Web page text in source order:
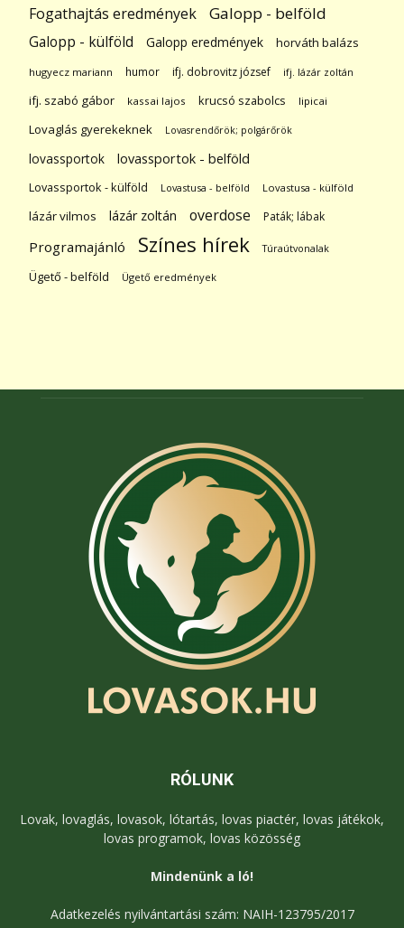
Fogathajtás eredmények Galopp - belföld
Galopp - külföld Galopp eredmények horváth balázs
hugyecz mariann humor ifj. dobrovitz józsef ifj. lázár zoltán
ifj. szabó gábor kassai lajos krucsó szabolcs lipicai
Lovaglás gyerekeknek Lovasrendőrök; polgárőrök
lovassportok lovassportok - belföld
Lovassportok - külföld Lovastusa - belföld Lovastusa - külföld
lázár vilmos lázár zoltán overdose Paták; lábak
Programajánló Színes hírek Túraútvonalak
Ügető - belföld Ügető eredmények
RÓLUNK
Lovak, lovaglás, lovasok, lótartás, lovas piactér, lovas játékok,
lovas programok, lovas közösség
Mindenünk a ló!
Adatkezelés nyilvántartási szám: NAIH-123795/2017